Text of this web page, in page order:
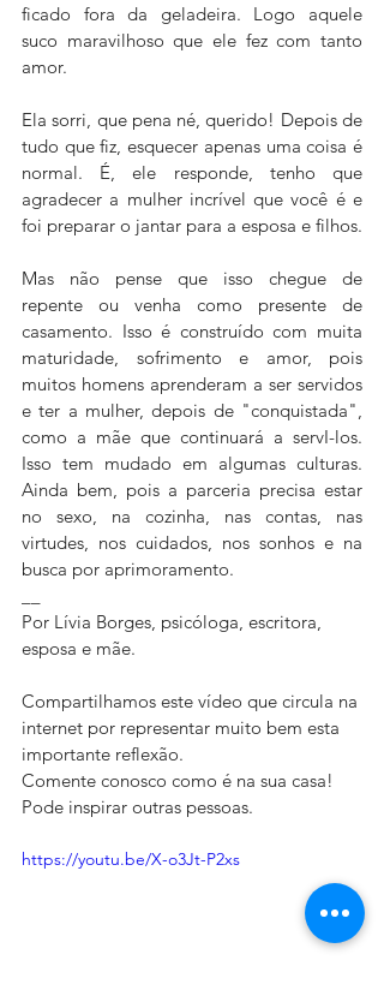
ficado fora da geladeira. Logo aquele
suco maravilhoso que ele fez com tanto
amor.
Ela sorri, que pena né, querido! Depois de
tudo que fiz, esquecer apenas uma coisa é
normal. É, ele responde, tenho que
agradecer a mulher incrível que você é e
Mas não pense que isso chegue de
repente ou venha como presente de
casamento. Isso é construído com muita
maturidade, sofrimento e amor, pois
muitos homens aprenderam a ser servidos
e ter a mulher, depois de "conquistada",
como a mãe que continuará a servI-los.
Isso tem mudado em algumas culturas.
Ainda bem, pois a parceria precisa estar
no sexo, na cozinha, nas contas, nas
virtudes, nos cuidados, nos sonhos e na
busca por aprimoramento.
Por Lívia Borges, psicóloga, escritora,
esposa e mãe.
Compartilhamos este vídeo que circula na
internet por representar muito bem esta
importante reflexão.
Comente conosco como é na sua casa!
Pode inspirar outras pessoas.
https://youtu.be/X-o3Jt-P2xs